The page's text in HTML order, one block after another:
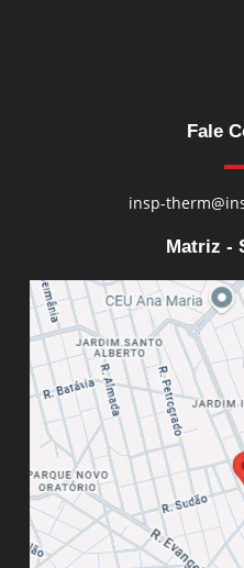
Fale
insp-
Matriz -